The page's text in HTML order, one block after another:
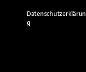
Datenschutzerklärun
g